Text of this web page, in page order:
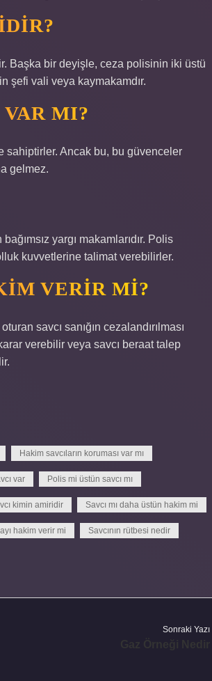
Başka bir deyişle, ceza polisinin iki üstü
şefi vali veya kaymakamdır.
MI?
sahiptirler. Ancak bu, bu güvenceler
gelmez.
yargı makamlarıdır. Polis
kuvvetlerine talimat verebilirler.
VERIR MI?
savcı sanığın cezalandırılması
verebilir veya savcı beraat talep
Hakim savcıların koruması var mı
var Polis mi üstün savcı mı
kimin amiridir Savcı mı daha üstün hakim mi
hakim verir mi Savcının rütbesi nedir
Sonraki Yazı